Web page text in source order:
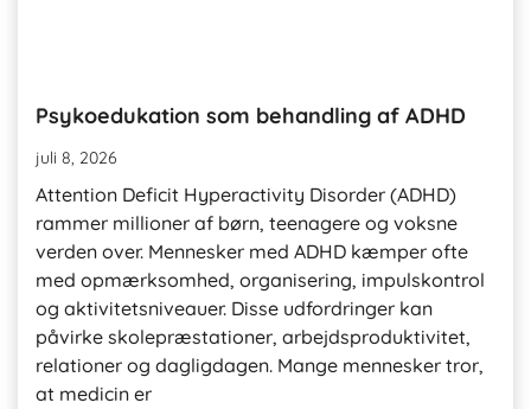
Psykoedukation som behandling af ADHD
juli 8, 2026
Attention Deficit Hyperactivity Disorder (ADHD)
rammer millioner af børn, teenagere og voksne
verden over. Mennesker med ADHD kæmper ofte
med opmærksomhed, organisering, impulskontrol
og aktivitetsniveauer. Disse udfordringer kan
påvirke skolepræstationer, arbejdsproduktivitet,
relationer og dagligdagen. Mange mennesker tror, ​​
at medicin er